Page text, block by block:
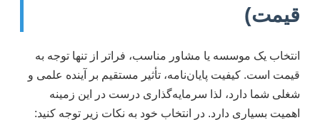
قیمت)
انتخاب یک موسسه یا مشاور مناسب، فراتر از تنها توجه به
قیمت است. کیفیت پایان‌نامه، تأثیر مستقیم بر آینده علمی و
شغلی شما دارد، لذا سرمایه‌گذاری درست در این زمینه
اهمیت بسیاری دارد. در انتخاب خود به نکات زیر توجه کنید: